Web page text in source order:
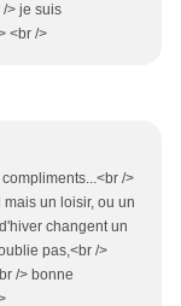
> je suis
<br />
/>
un loisir, ou un
changent un
pas,<br />
/> bonne